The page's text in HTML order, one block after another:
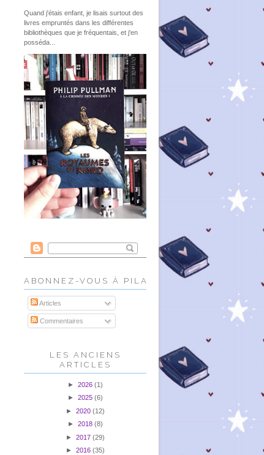
Quand j'étais enfant, je lisais surtout des
livres empruntés dans les différentes
bibliothèques que je fréquentais, et j'en
posséda...
ABONNEZ-VOUS À PILALIRE!
Articles
Commentaires
LES ANCIENS
ARTICLES
► 2026 (1)
► 2025 (6)
► 2020 (12)
► 2018 (8)
► 2017 (29)
► 2016 (35)